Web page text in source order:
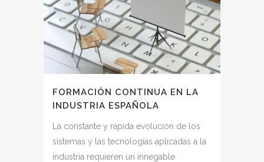
FORMACIÓN CONTINUA EN LA
INDUSTRIA ESPAÑOLA
La constante y rápida evolución de los
sistemas y las tecnologías aplicadas a la
industria requieren un innegable